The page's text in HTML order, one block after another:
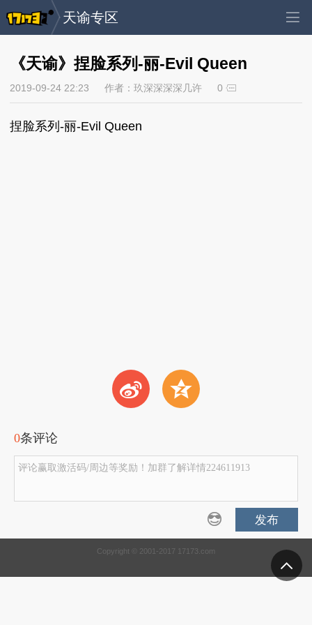
天谕专区
《天谕》捏脸系列-丽-Evil Queen
2019-09-24 22:23 作者：玖深深深深几许 0
捏脸系列-丽-Evil Queen
t z
0条评论
评论赢取激活码/周边等奖励！加群了解详情224611913
发布
Copyright © 2001-2017 17173.com